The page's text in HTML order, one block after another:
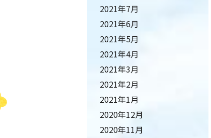
2021年7月
2021年6月
2021年5月
2021年4月
2021年3月
2021年2月
2021年1月
2020年12月
2020年11月